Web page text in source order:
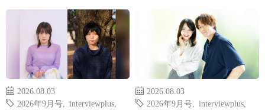
2026.08.03
2026年9月号
interviewplus
2026.08.03
2026年9月号
interviewplus